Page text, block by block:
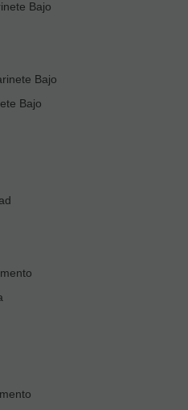
Bajo
Bajo
Bajo